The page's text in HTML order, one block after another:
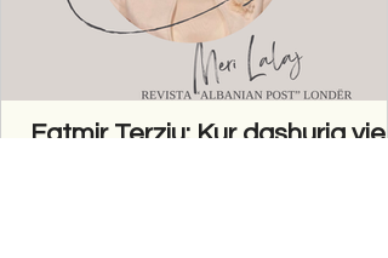
Fatmir Terziu: Kur dashuria vjen